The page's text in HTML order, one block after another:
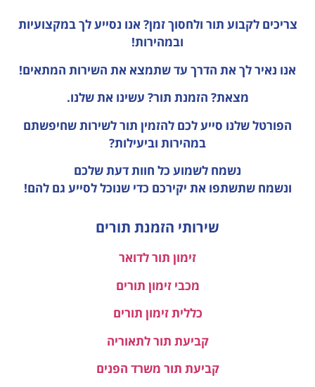
צריכים לקבוע תור ולחסוך זמן? אנו נסייע לך במקצועיות
ובמהירות!
אנו נאיר לך את הדרך עד שתמצא את השירות המתאים!
מצאת? הזמנת תור? עשינו את שלנו.
הפורטל שלנו סייע לכם להזמין תור לשירות שחיפשתם
במהירות וביעילות?
נשמח לשמוע כל חוות דעתשלכם
ונשמח שתשתפו את יקירכם כדי שנוכל לסייע גם להם!
שירותי הזמנת תורים
זימון תור לדואר
מכבי זימון תורים
כללית זימון תורים
קביעת תור לתאוריה
קביעת תור משרד הפנים